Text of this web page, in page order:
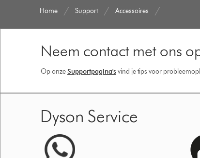
Home Support Accessoires
Neem contact met ons
Op onzeSupportpagina'svind je tips voor
Dyson Service